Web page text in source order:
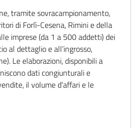
tramite sovracampionamento,
di Forlì-Cesena, Rimini e della
imprese (da 1 a 500 addetti) dei
al dettaglio e all’ingrosso,
Le elaborazioni, disponibili a
dati congiunturali e
il volume d’affari e le